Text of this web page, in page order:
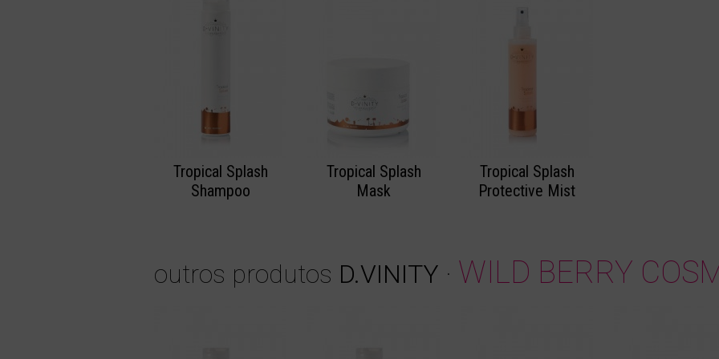
Tropical Splash
Shampoo
Tropical Splash
Mask
Tropical Splash
Protective Mist
outros produtos D.VINITY · WILD BERRY